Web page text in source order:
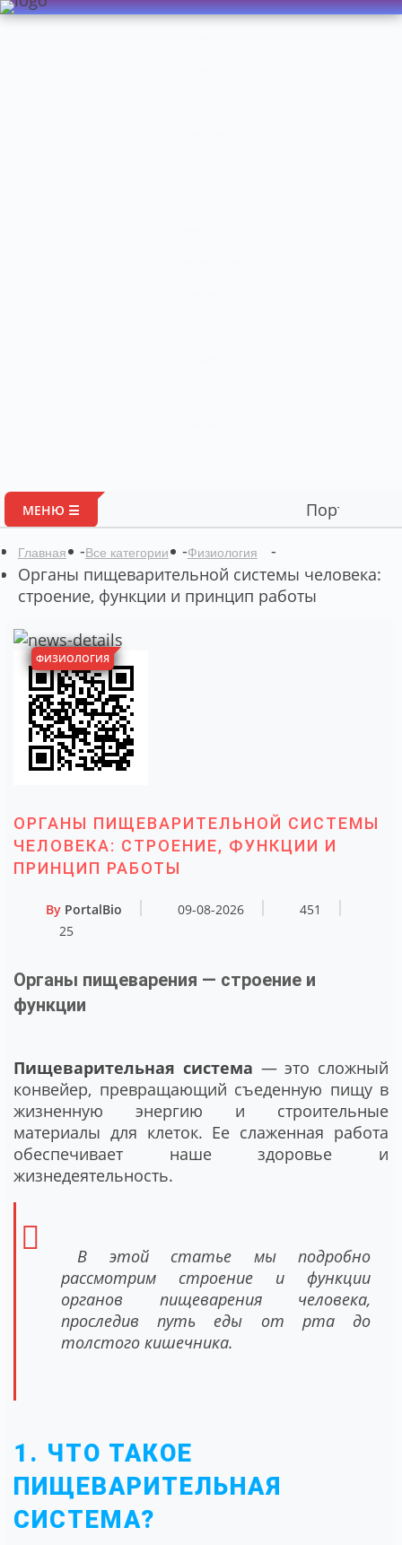
МЕНЮ ☰ Портал авторских
Главная -Все категории -Физиология
-
Органы пищеварительной системы человека:
строение, функции и принцип работы
ФИЗИОЛОГИЯ
ОРГАНЫ ПИЩЕВАРИТЕЛЬНОЙ СИСТЕМЫ
ЧЕЛОВЕКА: СТРОЕНИЕ, ФУНКЦИИ И
ПРИНЦИП РАБОТЫ
By PortalBio 09-08-2026
451
25
Органы пищеварения — строение и
функции
Пищеварительная система — это сложный
конвейер, превращающий съеденную пищу в
жизненную энергию и строительные
материалы для клеток. Ее слаженная работа
обеспечивает наше здоровье и
жизнедеятельность.
В этой статье мы подробно
рассмотрим строение и функции
органов пищеварения человека,
проследив путь еды от рта до
толстого кишечника.
1. ЧТО ТАКОЕ
ПИЩЕВАРИТЕЛЬНАЯ
СИСТЕМА?